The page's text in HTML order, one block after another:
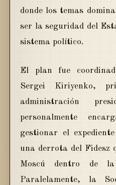
donde los temas
ser la seguridad del
sistema político.
El plan fue
Sergei Kiriyenko,
administración
personalmente
gestionar el
una derrota del Fidesz
Moscú dentro de
Paralelamente, la